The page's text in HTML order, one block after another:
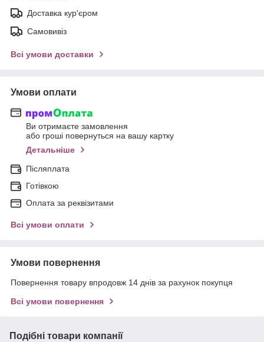
Доставка кур'єром
Самовивіз
Всі умови доставки
Умови оплати
Ви отримаєте замовлення
або гроші повернуться на вашу картку
Детальніше
Післяплата
Готівкою
Оплата за реквізитами
Всі умови оплати
Умови повернення
Повернення товару впродовж 14 днів за рахунок покупця
Всі умови повернення
Подібні товари компанії